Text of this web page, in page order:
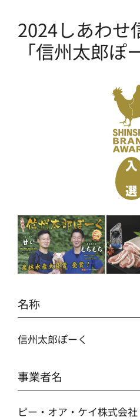
2024しあわせ
「信州太郎ぽ
名称
信州太郎ぽーく
事業者名
ピー・オア・ケイ株式会社